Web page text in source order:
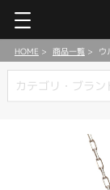
HOME 商品一覧 ウ